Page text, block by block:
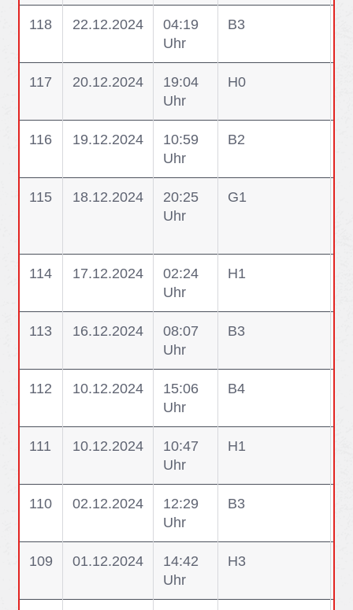
118 22.12.2024
04:19
Uhr
B3
117 20.12.2024
19:04
Uhr
H0
116 19.12.2024
10:59
Uhr
B2
115 18.12.2024
20:25
Uhr
G1
114 17.12.2024
02:24
Uhr
H1
113 16.12.2024
08:07
Uhr
B3
112 10.12.2024
15:06
Uhr
B4
111 10.12.2024
10:47
Uhr
H1
110 02.12.2024
12:29
Uhr
B3
109 01.12.2024
14:42
Uhr
H3